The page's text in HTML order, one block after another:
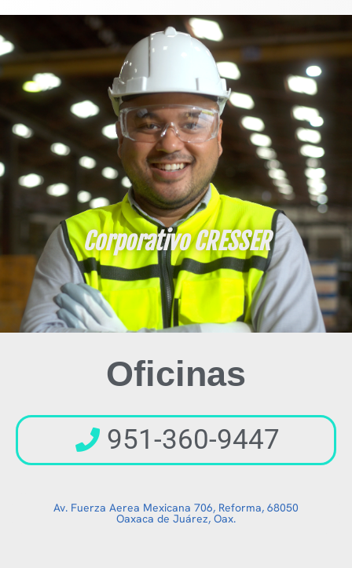
Corporativo CRESSER
Oficinas
951-360-9447
Av. Fuerza Aerea Mexicana 706, Reforma, 68050
Oaxaca de Juárez, Oax.